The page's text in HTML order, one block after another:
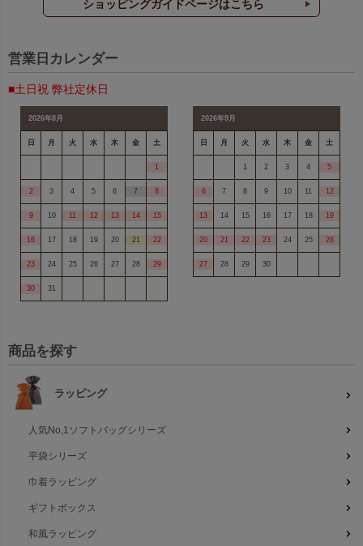
ショッピングガイドページはこちら
営業日カレンダー
■土日祝 弊社定休日
2026年8月
日 月 火 水 木 金 土
1
2 3 4 5 6 7 8
9 10 11 12 13 14 15
16 17 18 19 20 21 22
23 24 25 26 27 28 29
30 31
2026年9月
日 月 火 水 木 金 土
1 2 3 4 5
6 7 8 9 10 11 12
13 14 15 16 17 18 19
20 21 22 23 24 25 26
27 28 29 30
商品を探す
ラッピング
人気No,1ソフトバッグシリーズ
平袋シリーズ
巾着ラッピング
ギフトボックス
和風ラッピング